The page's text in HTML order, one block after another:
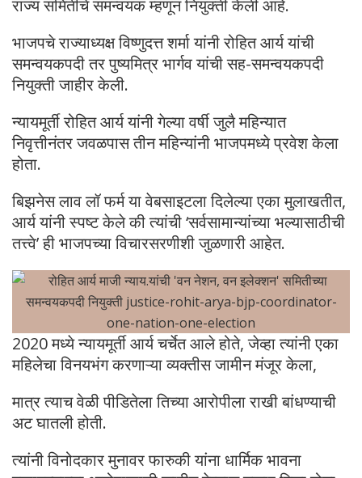
राज्य समितीचे समन्वयक म्हणून नियुक्ती केली आहे.
भाजपचे राज्याध्यक्ष विष्णुदत्त शर्मा यांनी रोहित आर्य यांची
समन्वयकपदी तर पुष्यमित्र भार्गव यांची सह-समन्वयकपदी
नियुक्ती जाहीर केली.
न्यायमूर्ती रोहित आर्य यांनी गेल्या वर्षी जुलै महिन्यात
निवृत्तीनंतर जवळपास तीन महिन्यांनी भाजपमध्ये प्रवेश केला
होता.
बिझनेस लाव लॉ फर्म या वेबसाइटला दिलेल्या एका मुलाखतीत,
आर्य यांनी स्पष्ट केले की त्यांची ‘सर्वसामान्यांच्या भल्यासाठीची
तत्त्वे’ ही भाजपच्या विचारसरणीशी जुळणारी आहेत.
2020 मध्ये न्यायमूर्ती आर्य चर्चेत आले होते, जेव्हा त्यांनी एका
महिलेचा विनयभंग करणाऱ्या व्यक्तीस जामीन मंजूर केला,
मात्र त्याच वेळी पीडितेला तिच्या आरोपीला राखी बांधण्याची
अट घातली होती.
त्यांनी विनोदकार मुनावर फारुकी यांना धार्मिक भावना